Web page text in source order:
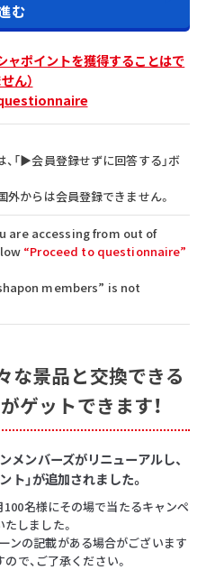
む
ャポイントを獲得することはで
ん）
「▶会員登録せずに回答する」ボ
外からは会員登録できません。
are accessing from out of
“Proceed to questionnaire”
members” is not
な景品と交換できる
がゲットできます！
ンバーズがリニューアルし、
ト」が追加されました。
100名様にその場で当たるキャンペ
しました。
ンの記載がある場合がございます
で、ご了承ください。